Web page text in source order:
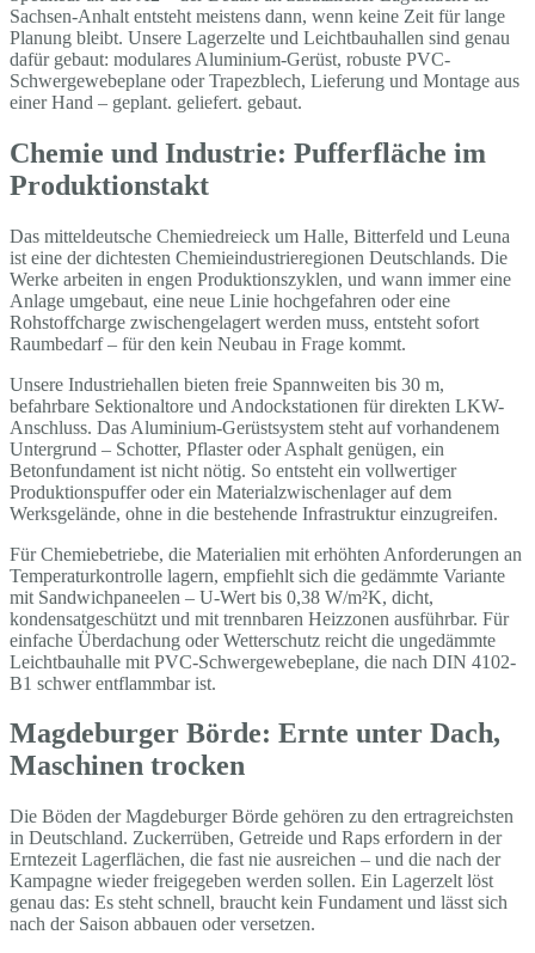
Sachsen-Anhalt entsteht meistens dann, wenn keine Zeit für lange
Planung bleibt. Unsere Lagerzelte und Leichtbauhallen sind genau
dafür gebaut: modulares Aluminium-Gerüst, robuste PVC-
Schwergewebeplane oder Trapezblech, Lieferung und Montage aus
einer Hand – geplant. geliefert. gebaut.
Chemie und Industrie: Pufferfläche im
Produktionstakt
Das mitteldeutsche Chemiedreieck um Halle, Bitterfeld und Leuna
ist eine der dichtesten Chemieindustrieregionen Deutschlands. Die
Werke arbeiten in engen Produktionszyklen, und wann immer eine
Anlage umgebaut, eine neue Linie hochgefahren oder eine
Rohstoffcharge zwischengelagert werden muss, entsteht sofort
Raumbedarf – für den kein Neubau in Frage kommt.
Unsere Industriehallen bieten freie Spannweiten bis 30 m,
befahrbare Sektionaltore und Andockstationen für direkten LKW-
Anschluss. Das Aluminium-Gerüstsystem steht auf vorhandenem
Untergrund – Schotter, Pflaster oder Asphalt genügen, ein
Betonfundament ist nicht nötig. So entsteht ein vollwertiger
Produktionspuffer oder ein Materialzwischenlager auf dem
Werksgelände, ohne in die bestehende Infrastruktur einzugreifen.
Für Chemiebetriebe, die Materialien mit erhöhten Anforderungen an
Temperaturkontrolle lagern, empfiehlt sich die gedämmte Variante
mit Sandwichpaneelen – U-Wert bis 0,38 W/m²K, dicht,
kondensatgeschützt und mit trennbaren Heizzonen ausführbar. Für
einfache Überdachung oder Wetterschutz reicht die ungedämmte
Leichtbauhalle mit PVC-Schwergewebeplane, die nach DIN 4102-
B1 schwer entflammbar ist.
Magdeburger Börde: Ernte unter Dach,
Maschinen trocken
Die Böden der Magdeburger Börde gehören zu den ertragreichsten
in Deutschland. Zuckerrüben, Getreide und Raps erfordern in der
Erntezeit Lagerflächen, die fast nie ausreichen – und die nach der
Kampagne wieder freigegeben werden sollen. Ein Lagerzelt löst
genau das: Es steht schnell, braucht kein Fundament und lässt sich
nach der Saison abbauen oder versetzen.